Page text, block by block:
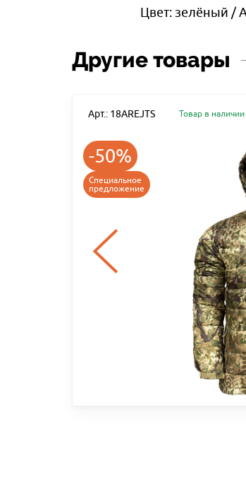
Цвет: зелёный /
Другие товары
Арт.: 18AREJTS Товар в наличии
-50%
Специальное
предложение